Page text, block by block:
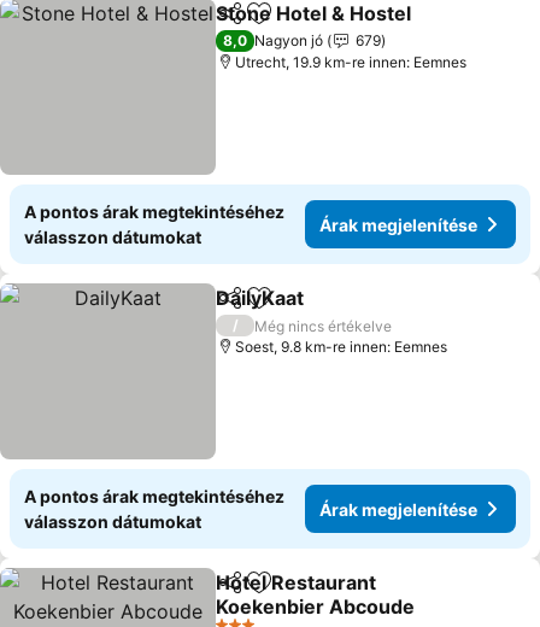
Megosztás
Hozzáadás a kedvencekhez
Stone Hotel & Hostel
8,0 Nagyon jó
679
Utrecht, 19.9 km-re innen: Eemnes
A pontos árak megtekintéséhez
válasszon dátumokat
Árak megjelenítése
Megosztás
Hozzáadás a kedvencekhez
DailyKaat
/
Még nincs értékelve
Soest, 9.8 km-re innen: Eemnes
A pontos árak megtekintéséhez
válasszon dátumokat
Árak megjelenítése
Megosztás
Hozzáadás a kedvencekhez
Hotel Restaurant
Koekenbier Abcoude